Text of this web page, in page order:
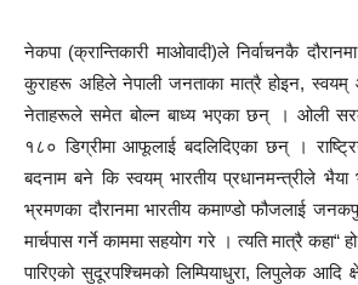
नेकपा (क्रान्तिकारी माओवादी)ले निर्वाचनकै
कुराहरू अहिले नेपाली जनताका मात्रै होइन, स्वयम्
नेताहरूले समेत बोल्न बाध्य भएका छन् । ओली
१८० डिग्रीमा आफूलाई बदलिदिएका छन् ।
बदनाम बने कि स्वयम् भारतीय प्रधानमन्त्रीले
भ्रमणका दौरानमा भारतीय कमाण्डो फौजलाई
मार्चपास गर्ने काममा सहयोग गरे । त्यति मात्रै कहा“
पारिएको सुदूरपश्चिमको लिम्पियाधुरा, लिपुलेक